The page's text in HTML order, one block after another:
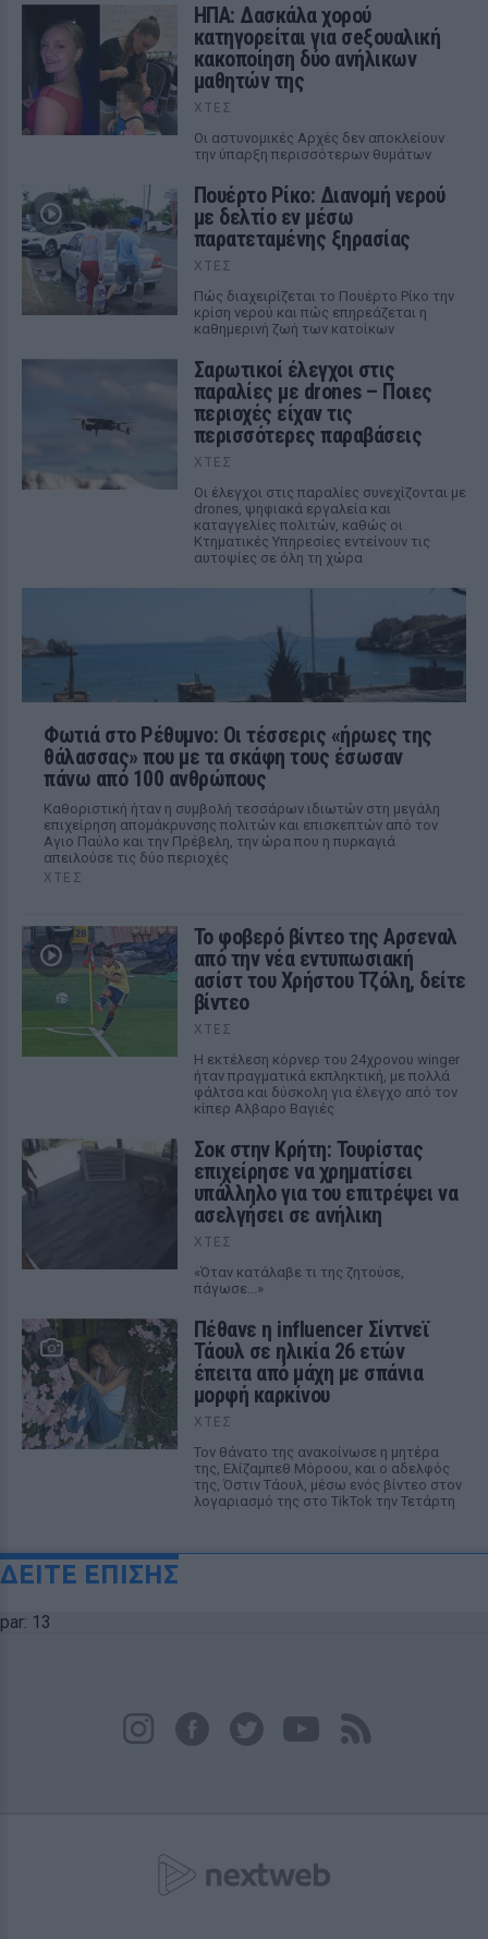
ΗΠΑ: Δασκάλα χορού
κατηγορείται για σeξουαλική
κακοποίηση δύο ανήλικων
μαθητών της
ΧΤΕΣ
Οι αστυνομικές Αρχές δεν αποκλείουν
την ύπαρξη περισσότερων θυμάτων
Πουέρτο Ρίκο: Διανομή νερού
με δελτίο εν μέσω
παρατεταμένης ξηρασίας
ΧΤΕΣ
Πώς διαχειρίζεται το Πουέρτο Ρίκο την
κρίση νερού και πώς επηρεάζεται η
καθημερινή ζωή των κατοίκων
Σαρωτικοί έλεγχοι στις
παραλίες με drones – Ποιες
περιοχές είχαν τις
περισσότερες παραβάσεις
ΧΤΕΣ
Οι έλεγχοι στις παραλίες συνεχίζονται με
drones, ψηφιακά εργαλεία και
καταγγελίες πολιτών, καθώς οι
Κτηματικές Υπηρεσίες εντείνουν τις
αυτοψίες σε όλη τη χώρα
Φωτιά στο Ρέθυμνο: Οι τέσσερις «ήρωες της
θάλασσας» που με τα σκάφη τους έσωσαν
πάνω από 100 ανθρώπους
Καθοριστική ήταν η συμβολή τεσσάρων ιδιωτών στη μεγάλη
επιχείρηση απομάκρυνσης πολιτών και επισκεπτών από τον
Αγιο Παύλο και την Πρέβελη, την ώρα που η πυρκαγιά
απειλούσε τις δύο περιοχές
ΧΤΕΣ
Το φοβερό βίντεο της Αρσεναλ
από την νέα εντυπωσιακή
ασίστ του Χρήστου Τζόλη, δείτε
βίντεο
ΧΤΕΣ
Η εκτέλεση κόρνερ του 24χρονου winger
ήταν πραγματικά εκπληκτική, με πολλά
φάλτσα και δύσκολη για έλεγχο από τον
κίπερ Αλβαρο Βαγιές
Σοκ στην Κρήτη: Τουρίστας
επιχείρησε να χρηματίσει
υπάλληλο για του επιτρέψει να
ασελγήσει σε ανήλικη
ΧΤΕΣ
«Όταν κατάλαβε τι της ζητούσε,
πάγωσε...»
Πέθανε η influencer Σίντνεϊ
Τάουλ σε ηλικία 26 ετών
έπειτα από μάχη με σπάνια
μορφή καρκίνου
ΧΤΕΣ
Τον θάνατο της ανακοίνωσε η μητέρα
της, Ελίζαμπεθ Μόροου, και ο αδελφός
της, Όστιν Τάουλ, μέσω ενός βίντεο στον
λογαριασμό της στο TikTok την Τετάρτη
ΔΕΙΤΕ ΕΠΙΣΗΣ
par: 13